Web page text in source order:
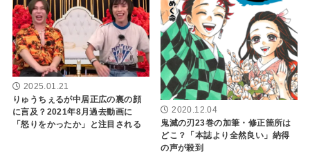
2025.01.21
りゅうちぇるが中居正広の裏の顔
に言及？2021年8月過去動画に
「怒りをかったか」と注目される
2020.12.04
鬼滅の刃23巻の加筆・修正箇所は
どこ？「本誌より全然良い」納得
の声が殺到